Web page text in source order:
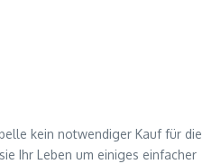
kein notwendiger Kauf für die
Ihr Leben um einiges einfacher